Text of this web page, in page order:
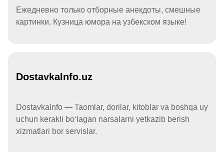
Ежедневно только отборные анекдоты, смешные
картинки. Кузница юмора на узбекском языке!
DostavkaInfo.uz
DostavkaInfo — Taomlar, dorilar, kitoblar va boshqa uy
uchun kerakli boʻlagan narsalarni yetkazib berish
xizmatlari bor servislar.